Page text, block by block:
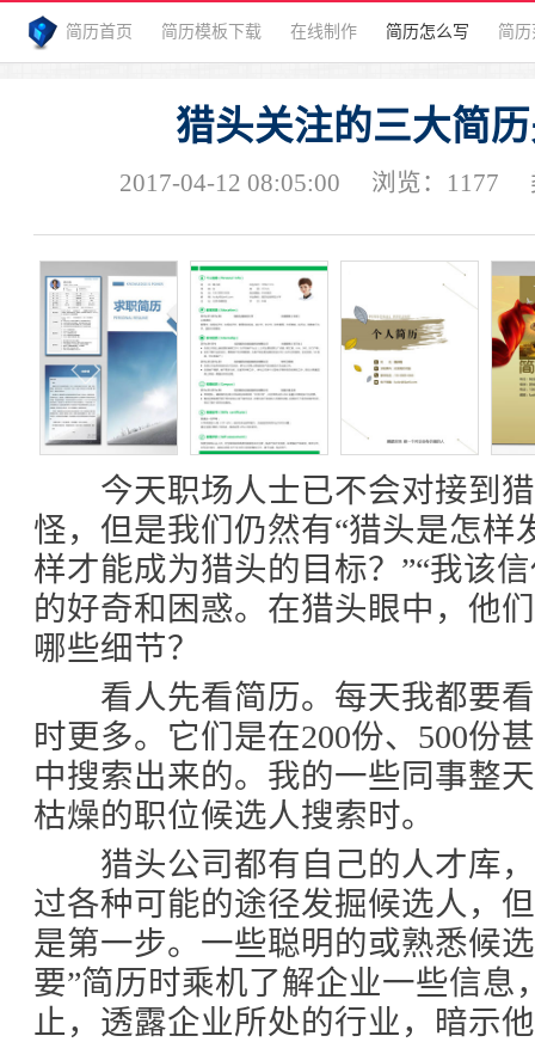
简历首页 简历模板下载 在线制作 简历怎么写 简
猎头关注的三大简
2017-04-12 08:05:00 浏览： 1177
今天职场人士已不会对接到猎
怪，但是我们仍然有“猎头是怎样
样才能成为猎头的目标？”“我该
的好奇和困惑。在猎头眼中，他
哪些细节？
看人先看简历。每天我都要看
时更多。它们是在200份、500份
中搜索出来的。我的一些同事整
枯燥的职位候选人搜索时。
猎头公司都有自己的人才库，
过各种可能的途径发掘候选人，
是第一步。一些聪明的或熟悉候
要”简历时乘机了解企业一些信息
止，透露企业所处的行业，暗示